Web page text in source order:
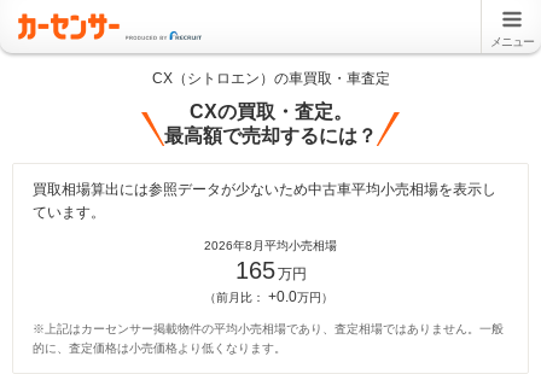
メニュー
CX（シトロエン）の車買取・車査定
CXの買取・査定。
最高額で売却するには？
買取相場算出には参照データが少ないため中古車平均小売相場を表示し
ています。
2026年8月平均小売相場
165万円
（前月比： +0.0万円）
※上記はカーセンサー掲載物件の平均小売相場であり、査定相場ではありません。一般
的に、査定価格は小売価格より低くなります。